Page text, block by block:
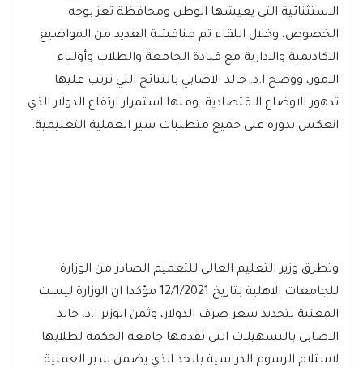
الاستثنائية التي يعيشها الوطن ومحافظة تعز بوجه
الخصوص، وخلال اللقاء تم مناقشة العديد من المواضيع
الاكاديمية والادارية مع قيادة الجامعة والطلاب وأولياء
الامور، ووضح ا.د. خالد الاصابي بالنتائج التي ترتب عليها
تدهور الاوضاع الاقتصادية، ومنها استمرار ارتفاع الدولار الذي
انعكس بدوره على جميع متطلبات سير العملية التعليمية.
وتطرق وزير التعليم العالي للتعميم الصادر من الوزارة
للجامعات الاهلية بتاريخ 12/1/2021 مؤكدا ان الوزارة ليست
المعنية بتحديد سعر صرف الدولار، وثمن الوزير ا.د. خالد
الاصابي بالتسهيلات التي تقدمها جامعة الحكمة لطلابها
لاستلام الرسوم الدراسية بالحد الذي يضمن سير العملية